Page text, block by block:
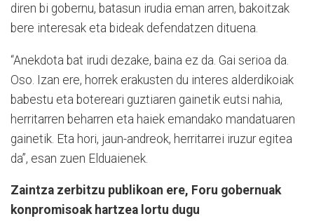
diren bi gobernu, batasun irudia eman arren, bakoitzak
bere interesak eta bideak defendatzen dituena.
“Anekdota bat irudi dezake, baina ez da. Gai serioa da.
Oso. Izan ere, horrek erakusten du interes alderdikoiak
babestu eta botereari guztiaren gainetik eutsi nahia,
herritarren beharren eta haiek emandako mandatuaren
gainetik. Eta hori, jaun-andreok, herritarrei iruzur egitea
da”, esan zuen Elduaienek.
Zaintza zerbitzu publikoan ere, Foru gobernuak
konpromisoak hartzea lortu dugu